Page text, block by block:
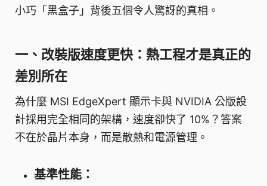
小巧「黑盒子」背後五個令人驚訝的真相。
一、改裝版速度更快：熱工程才是真正的
差別所在
為什麼 MSI EdgeXpert 顯示卡與 NVIDIA 公版設
計採用完全相同的架構，速度卻快了 10%？答案
不在於晶片本身，而是散熱和電源管理。
基準性能：